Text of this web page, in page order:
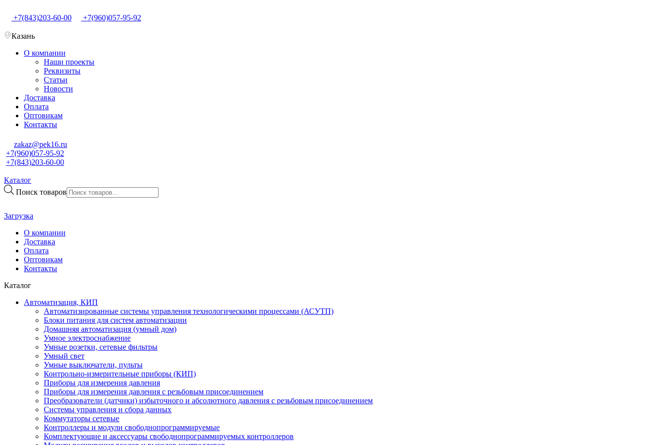
+7(843)203-60-00 +7(960)057-95-92
Казань
О компании
Наши проекты
Реквизиты
Статьи
Новости
Доставка
Оплата
Оптовикам
Контакты
zakaz@pek16.ru
+7(960)057-95-92
+7(843)203-60-00
Каталог
Поиск товаров
Загрузка
О компании
Доставка
Оплата
Оптовикам
Контакты
Каталог
Автоматизация, КИП
Автоматизированные системы управления технологическими процессами (АСУТП)
Блоки питания для систем автоматизации
Домашняя автоматизация (умный дом)
Умное электроснабжение
Умные розетки, сетевые фильтры
Умный свет
Умные выключатели, пульты
Контрольно-измерительные приборы (КИП)
Приборы для измерения давления
Приборы для измерения давления с резьбовым присоединением
Преобразователи (датчики) избыточного и абсолютного давления с резьбовым присоединением
Системы управления и сбора данных
Коммутаторы сетевые
Контроллеры и модули свободнопрограммируемые
Комплектующие и аксессуары свободнопрограммируемых контроллеров